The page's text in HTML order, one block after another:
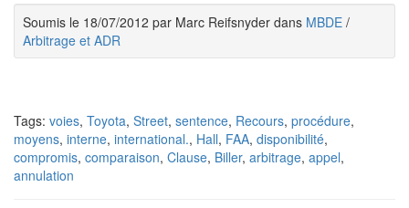
Soumis le 18/07/2012 par Marc Reifsnyder dans MBDE /
Arbitrage et ADR
Tags: voies, Toyota, Street, sentence, Recours, procédure,
moyens, interne, international., Hall, FAA, disponibilité,
compromis, comparaison, Clause, Biller, arbitrage, appel,
annulation